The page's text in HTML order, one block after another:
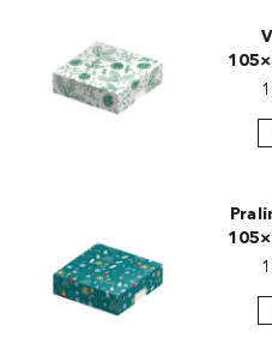
Cacao Barry
Chocovic